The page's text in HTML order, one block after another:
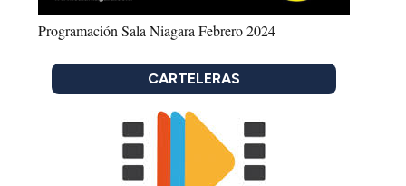
Programación Sala Niagara Febrero 2024
CARTELERAS